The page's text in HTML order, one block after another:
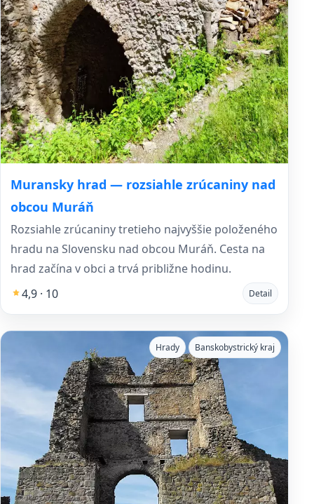
Muransky hrad — rozsiahle zrúcaniny nad
obcou Muráň
Rozsiahle zrúcaniny tretieho najvyššie položeného
hradu na Slovensku nad obcou Muráň. Cesta na
hrad začína v obci a trvá približne hodinu.
4,9 · 10
Detail
Hrady Banskobystrický kraj